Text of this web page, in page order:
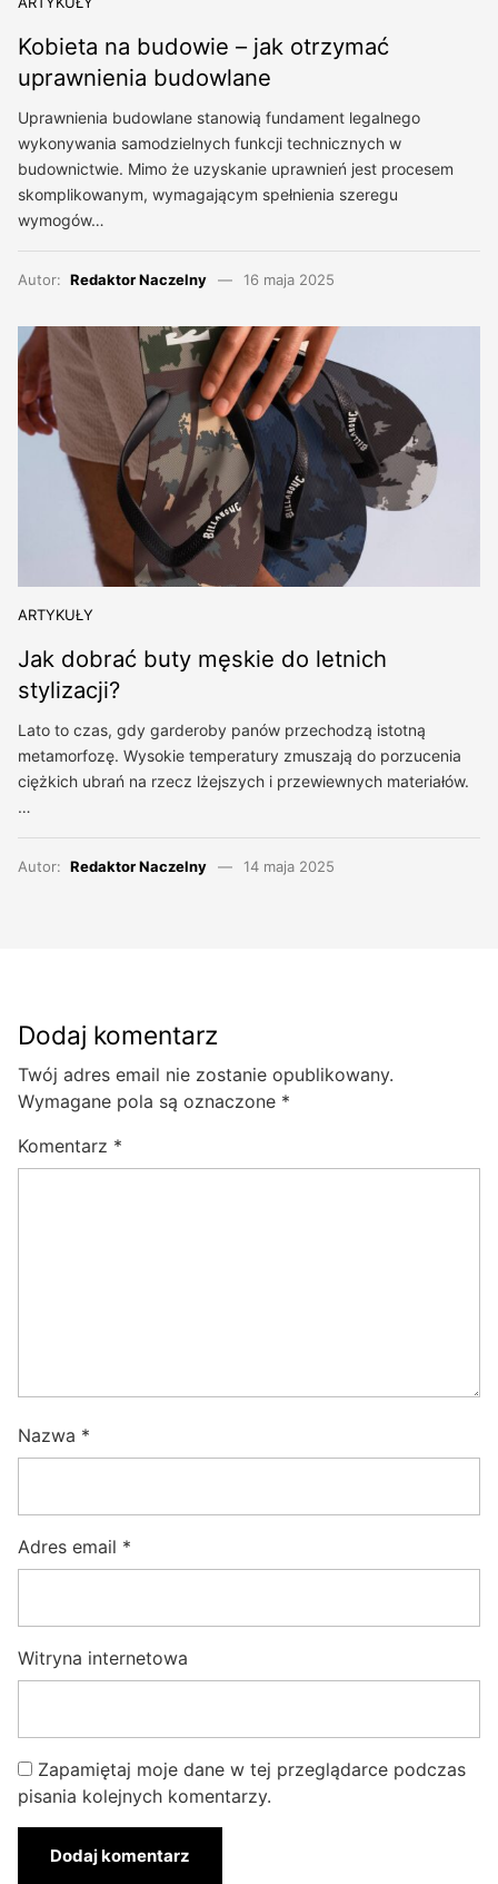
Kobieta na budowie – jak otrzymać
uprawnienia budowlane
Uprawnienia budowlane stanowią fundament legalnego
wykonywania samodzielnych funkcji technicznych w
budownictwie. Mimo że uzyskanie uprawnień jest procesem
skomplikowanym, wymagającym spełnienia szeregu
wymogów…
Autor: Redaktor Naczelny 16 maja 2025
ARTYKUŁY
Jak dobrać buty męskie do letnich
stylizacji?
Lato to czas, gdy garderoby panów przechodzą istotną
metamorfozę. Wysokie temperatury zmuszają do porzucenia
ciężkich ubrań na rzecz lżejszych i przewiewnych materiałów.
…
Autor: Redaktor Naczelny 14 maja 2025
Dodaj komentarz
Twój adres email nie zostanie opublikowany.
Wymagane pola są oznaczone *
Komentarz *
Nazwa *
Adres email *
Witryna internetowa
Zapamiętaj moje dane w tej przeglądarce podczas
pisania kolejnych komentarzy.